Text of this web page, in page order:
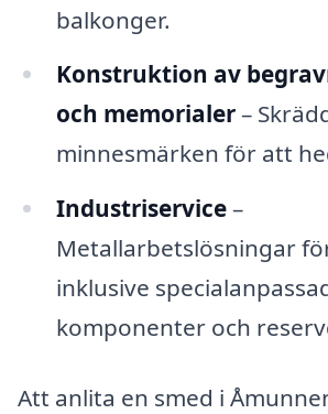
balkonger.
Konstruktion av
och memorialer–
minnesmärken för att
Industriservice–
Metallarbetslösningar
inklusive
komponenter och
Att anlita en smed i